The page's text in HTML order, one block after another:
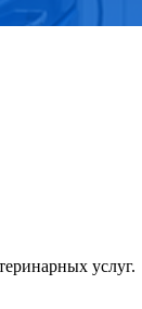
услуг.